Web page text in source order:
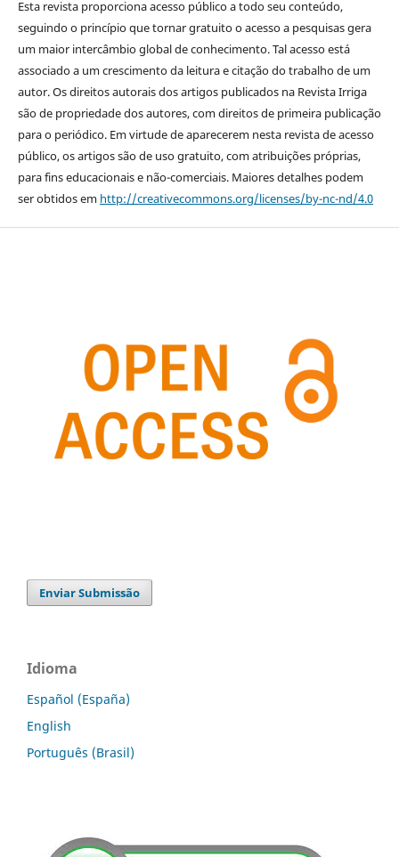
Esta revista proporciona acesso público a todo seu conteúdo,
seguindo o princípio que tornar gratuito o acesso a pesquisas gera
um maior intercâmbio global de conhecimento. Tal acesso está
associado a um crescimento da leitura e citação do trabalho de um
autor. Os direitos autorais dos artigos publicados na Revista Irriga
são de propriedade dos autores, com direitos de primeira publicação
para o periódico. Em virtude de aparecerem nesta revista de acesso
público, os artigos são de uso gratuito, com atribuições próprias,
para fins educacionais e não-comerciais. Maiores detalhes podem
ser obtidos em http://creativecommons.org/licenses/by-nc-nd/4.0
Enviar Submissão
Idioma
Español (España)
English
Português (Brasil)